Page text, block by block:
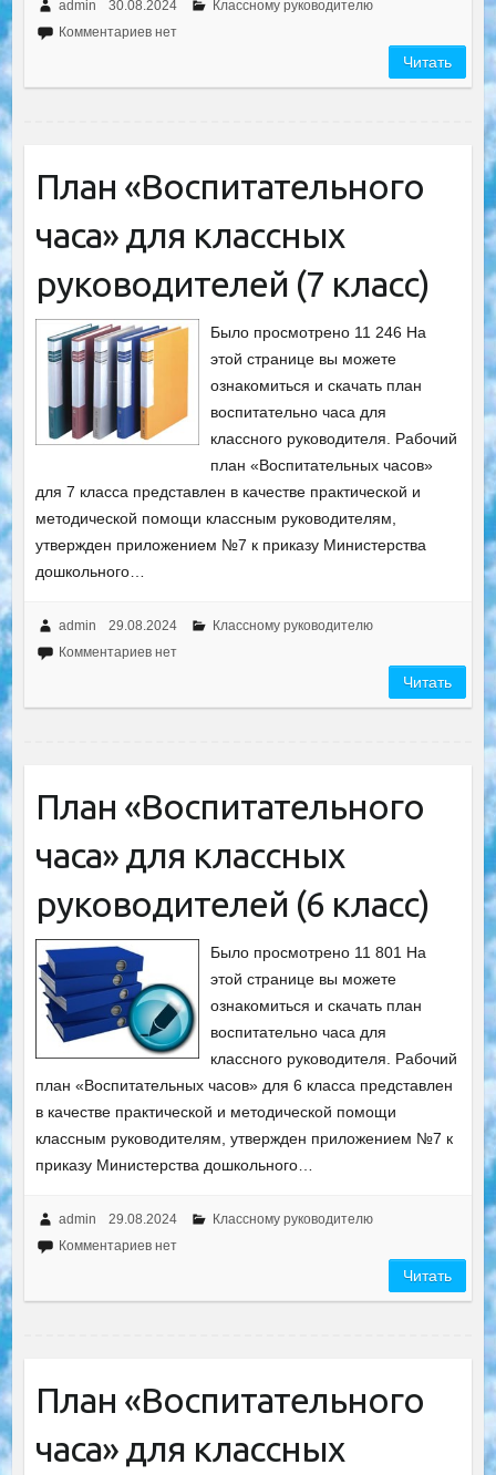
admin 30.08.2024
Классному руководителю
Комментариев нет
Читать
План «Воспитательного
часа» для классных
руководителей (7 класс)
Было просмотрено 11 246 На
этой странице вы можете
ознакомиться и скачать план
воспитательно часа для
классного руководителя. Рабочий
план «Воспитательных часов»
для 7 класса представлен в качестве практической и
методической помощи классным руководителям,
утвержден приложением №7 к приказу Министерства
дошкольного…
admin 29.08.2024
Классному руководителю
Комментариев нет
Читать
План «Воспитательного
часа» для классных
руководителей (6 класс)
Было просмотрено 11 801 На
этой странице вы можете
ознакомиться и скачать план
воспитательно часа для
классного руководителя. Рабочий
план «Воспитательных часов» для 6 класса представлен
в качестве практической и методической помощи
классным руководителям, утвержден приложением №7 к
приказу Министерства дошкольного…
admin 29.08.2024
Классному руководителю
Комментариев нет
Читать
План «Воспитательного
часа» для классных